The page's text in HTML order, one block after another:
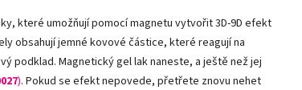
které umožňují pomocí magnetu vytvořit 3D-9D efekt
obsahují jemné kovové částice, které reagují na
podklad. Magnetický gel lak naneste, a ještě než jej
). Pokud se efekt nepovede, přetřete znovu nehet